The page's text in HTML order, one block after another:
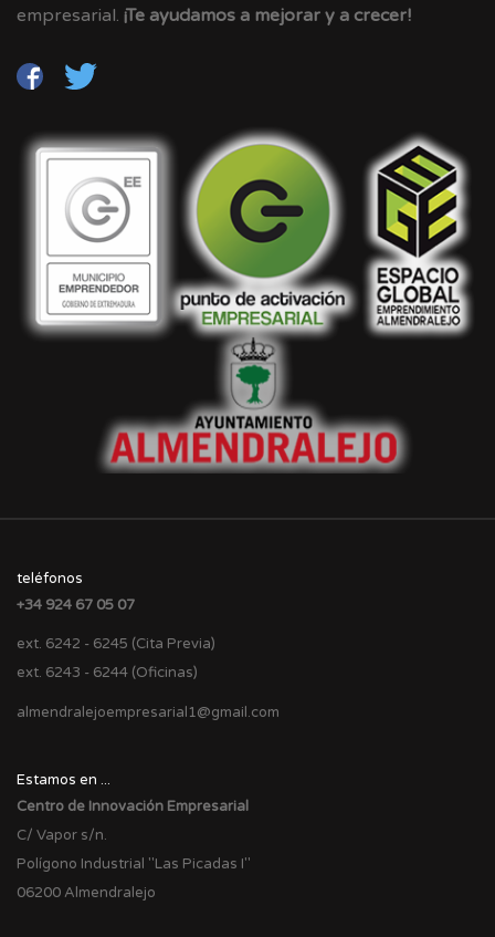
empresarial. ¡Te ayudamos a mejorar y a crecer!
teléfonos
+34 924 67 05 07
ext. 6242 - 6245 (Cita Previa)
ext. 6243 - 6244 (Oficinas)
almendralejoempresarial1@gmail.com
Estamos en ...
Centro de Innovación Empresarial
C/ Vapor s/n.
Polígono Industrial "Las Picadas I"
06200 Almendralejo